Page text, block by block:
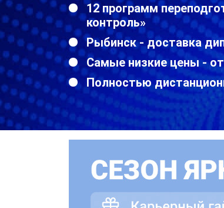
12 программ
контроль»
Рыбинск - доставка
Самые низкие цены - от
Полностью